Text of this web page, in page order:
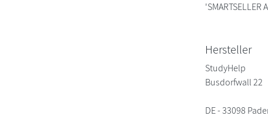
Hersteller
StudyHelp
Busdorfwall 22
DE - 33098